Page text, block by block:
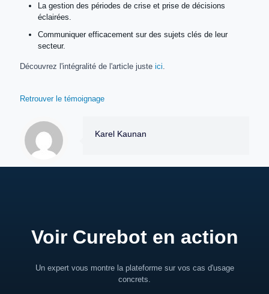
La gestion des périodes de crise et prise de décisions
éclairées.
Communiquer efficacement sur des sujets clés de leur
secteur.
Découvrez l'intégralité de l'article juste ici
Retrouver le témoignage
Karel Kaunan
Voir Curebot en action
Un expert vous montre la plateforme sur vos cas d'usage
concrets.